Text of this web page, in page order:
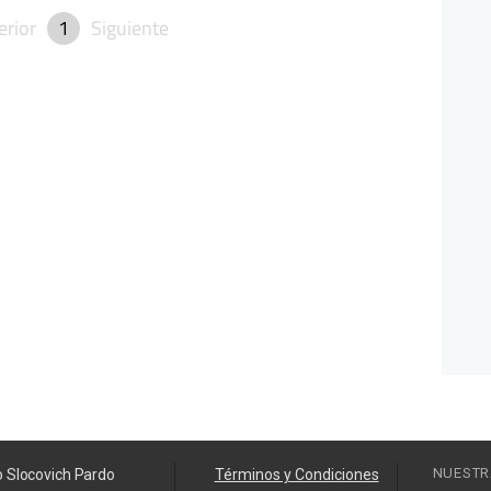
1 Siguiente
Slocovich Pardo Términos y Condiciones